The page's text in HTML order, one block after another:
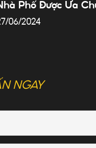
Phố Được Ưa
Hiện Nay
06/2024
NGAY